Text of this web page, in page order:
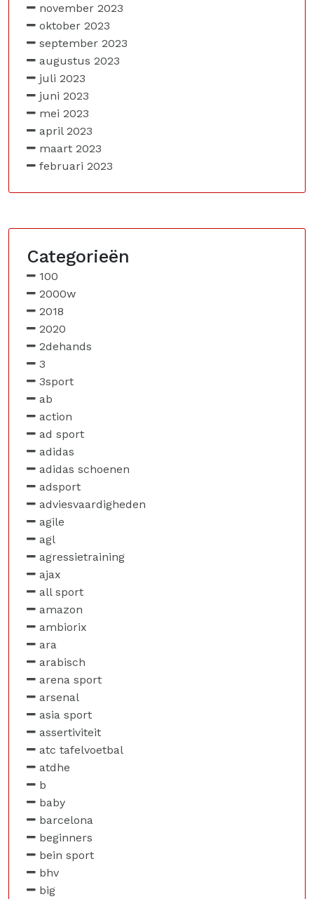
november 2023
oktober 2023
september 2023
augustus 2023
juli 2023
juni 2023
mei 2023
april 2023
maart 2023
februari 2023
Categorieën
100
2000w
2018
2020
2dehands
3
3sport
ab
action
ad sport
adidas
adidas schoenen
adsport
adviesvaardigheden
agile
agl
agressietraining
ajax
all sport
amazon
ambiorix
ara
arabisch
arena sport
arsenal
asia sport
assertiviteit
atc tafelvoetbal
atdhe
b
baby
barcelona
beginners
bein sport
bhv
big